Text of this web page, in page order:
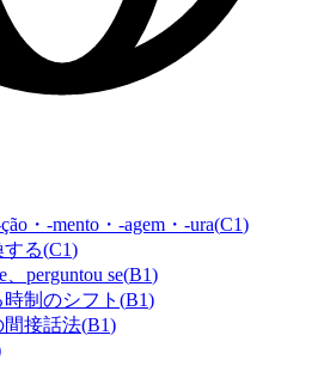
・-mento・-agem・-ura(C1)
る(C1)
perguntou se(B1)
制のシフト (B1)
間接話法(B1)